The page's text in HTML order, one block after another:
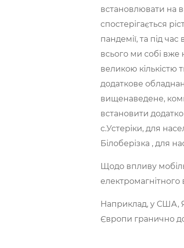
встановлювати на
спостерігається
пандемії, та під
всього ми собі вже
великою кількістю
додаткове
вищенаведене,
встановити
с.Устеріки, для
Білоберізка , для
Щодо впливу
Наприклад, у США,
Європи